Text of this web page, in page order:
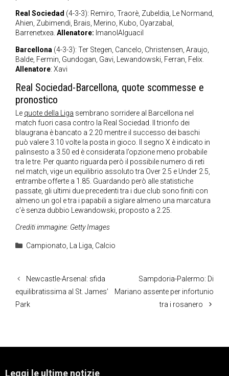
Real Sociedad (4-3-3): Remiro, Traorè, Zubeldia, Le Normand,
Ahien, Zubimendi, Brais, Merino, Kubo, Oyarzabal,
Barrenetxea. Allenatore: ImanolAlguacil
Barcellona (4-3-3): Ter Stegen, Cancelo, Christensen, Araujo,
Balde, Fermin, Gundogan, Gavi, Lewandowski, Ferran, Felix.
Allenatore: Xavi
Real Sociedad-Barcellona, quote scommesse e
pronostico
Le quote della Liga sembrano sorridere al Barcellona nel
match fuori casa contro la Real Sociedad. Il trionfo dei
blaugrana è bancato a 2.20 mentre il successo dei baschi
può valere 3.10 volte la posta in gioco. Il segno X è indicato in
palinsesto a 3.50 ed è considerata l’opzione meno probabile
tra le tre. Per quanto riguarda però il possibile numero di reti
nel match, vige un equilibrio assoluto tra Over 2.5 e Under 2.5,
entrambe offerte a 1.85. Guardando però alle statistiche
passate, gli ultimi due precedenti tra i due club sono finiti con
almeno un gol e tra i papabili a siglare almeno una marcatura
c’è senza dubbio Lewandowski, proposto a 2.25.
Crediti immagine: Getty Images
Categorie
Campionato, La Liga, Calcio
Newcastle-Arsenal: sfida
equilibratissima al St. James’
Park
Sampdoria-Palermo: Di
Mariano assente per infortunio
tra i rosanero
Leggi le ultime notizie